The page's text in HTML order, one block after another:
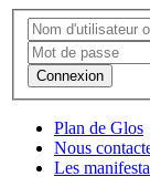
Connexion
Plan de Glos
Nous
Les